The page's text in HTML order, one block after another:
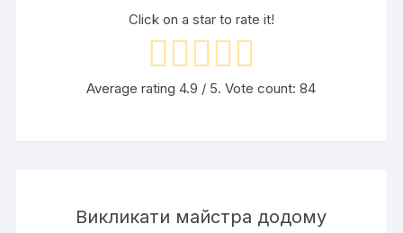
Click on a star to rate it!
Average rating4.9 / 5. Vote count:84
Викликати майстра додому